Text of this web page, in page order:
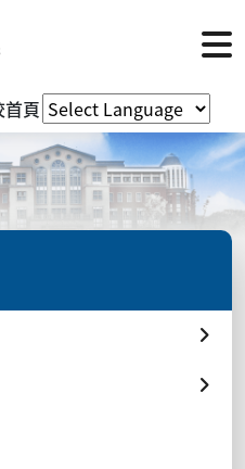
頁